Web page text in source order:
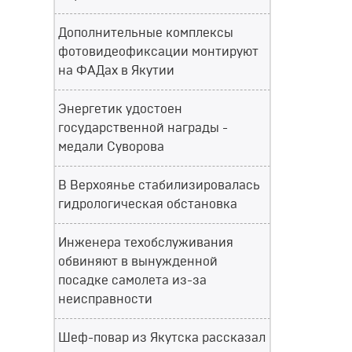
Дополнительные комплексы
фотовидеофиксации монтируют
на ФАДах в Якутии
Энергетик удостоен
государственной награды -
медали Суворова
В Верхоянье стабилизировалась
гидрологическая обстановка
Инженера техобслуживания
обвиняют в вынужденной
посадке самолета из-за
неисправности
Шеф-повар из Якутска рассказал